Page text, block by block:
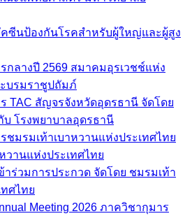
ซีนป้องกันโรคสำหรับผู้ใหญ่และผู้สูง
กลางปี 2569 สมาคมอุรเวชช์แห่ง
บรมราชูปถัมภ์
TAC สัญจรจังหวัดอุดรธานี จัดโดย
บ โรงพยาบาลอุดรธานี
ชมรมเท้าเบาหวานแห่งประเทศไทย
วานแห่งประเทศไทย
าร่วมการประกวด จัดโดย ชมรมเท้า
ศไทย
Meeting 2026 ภาควิชากุมาร